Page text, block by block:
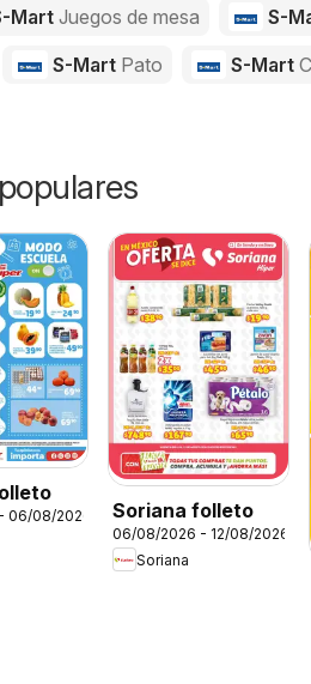
Mart Juegos de mesa S-
S-Mart Pato S-Mart
08/2026
Soriana folleto
06/08/2026 - 12/08/2026
Soriana